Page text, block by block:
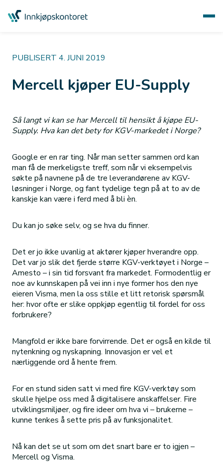
PUBLISERT 4. JUNI 2019
Mercell kjøper EU-Supply
Så langt vi kan se har Mercell til hensikt å kjøpe EU-
Supply. Hva kan det bety for KGV-markedet i Norge?
Google er en rar ting. Når man setter sammen ord kan
man få de merkeligste treff, som når vi eksempelvis
søkte på navnene på de tre leverandørene av KGV-
løsninger i Norge, og fant tydelige tegn på at to av de
kanskje kan være i ferd med å bli èn.
Du kan jo søke selv, og se hva du finner.
Det er jo ikke uvanlig at aktører kjøper hverandre opp.
Det var jo slik det fjerde større KGV-verktøyet i Norge –
Amesto – i sin tid forsvant fra markedet. Formodentlig er
noe av kunnskapen på vei inn i nye former hos den nye
eieren Visma, men la oss stille et litt retorisk spørsmål
her: hvor ofte er slike oppkjøp egentlig til fordel for oss
forbrukere?
Mangfold er ikke bare forvirrende. Det er også en kilde til
nytenkning og nyskapning. Innovasjon er vel et
nærliggende ord å hente frem.
For en stund siden satt vi med fire KGV-verktøy som
skulle hjelpe oss med å digitalisere anskaffelser. Fire
utviklingsmiljøer, og fire ideer om hva vi – brukerne –
kunne tenkes å sette pris på av funksjonalitet.
Nå kan det se ut som om det snart bare er to igjen –
Mercell og Visma.